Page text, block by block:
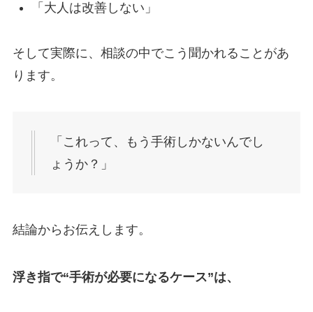
「大人は改善しない」
そして実際に、相談の中でこう聞かれることがあ
ります。
「これって、もう手術しかないんでし
ょうか？」
結論からお伝えします。
浮き指で“手術が必要になるケース”は、